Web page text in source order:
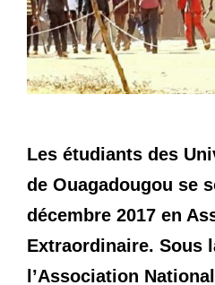
Les étudiants des
de Ouagadougou se
décembre 2017 en
Extraordinaire. Sous
l’Association